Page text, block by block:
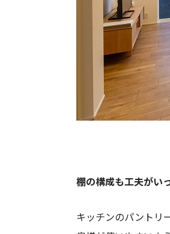
棚の構成も工夫がい
キッチンのパントリ